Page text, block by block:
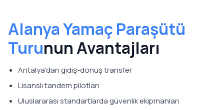
Alanya Yamaç Paraşütü
Turunun Avantajları
Antalya'dan gidiş-dönüş transfer
Lisanslı tandem pilotları
Uluslararası standartlarda güvenlik ekipmanları